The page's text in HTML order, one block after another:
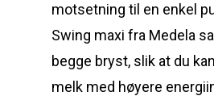
motsetning til en enkel
Swing maxi fra Medela
begge bryst, slik at du
melk med høyere